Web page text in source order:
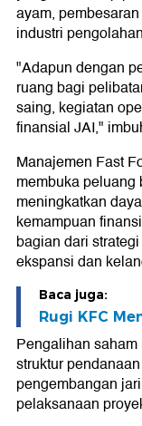
ayam,
industri
"Adapun dengan
ruang bagi
saing, kegiatan
finansial JAI,"
Manajemen Fast
membuka
meningkatkan
kemampuan
bagian dari
ekspansi dan
Baca juga:
Rugi KFC
Pengalihan
struktur
pengembangan
pelaksanaan